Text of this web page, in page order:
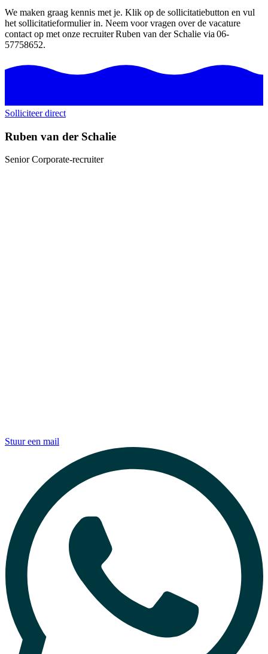
We maken graag kennis met je. Klik op de sollicitatiebutton en vul
het sollicitatieformulier in. Neem voor vragen over de vacature
contact op met onze recruiter Ruben van der Schalie via 06-
57758652.
Solliciteer direct
Ruben van der Schalie
Senior Corporate-recruiter
Stuur een mail